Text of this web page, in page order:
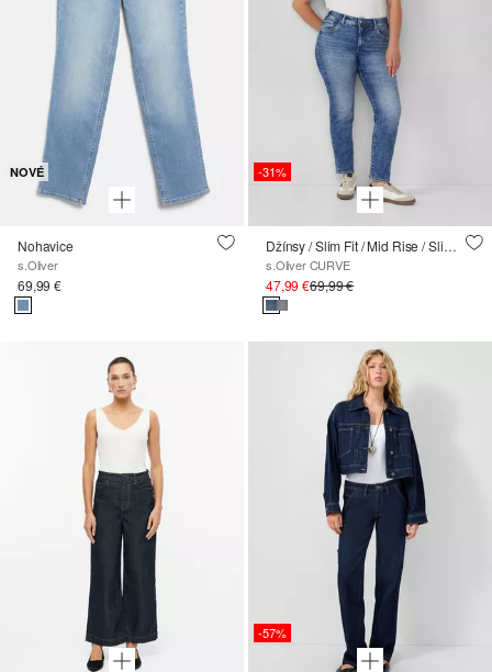
NOVÉ
Nohavice
s.Oliver
69,99 €
-31%
Džínsy / Slim Fit / Mid Rise / Slim Leg
s.Oliver CURVE
47,99 €69,99 €
-57%